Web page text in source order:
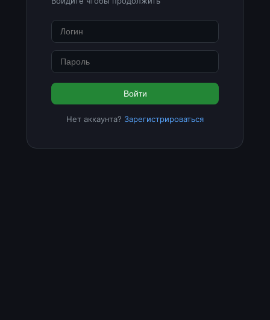
Войти
Нет аккаунта? Зарегистрироваться